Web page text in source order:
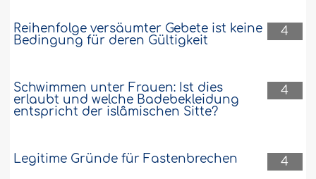
4
Reihenfolge versäumter Gebete ist keine
Bedingung für deren Gültigkeit
4
Schwimmen unter Frauen: Ist dies
erlaubt und welche Badebekleidung
entspricht der islâmischen Sitte?
4
Legitime Gründe für Fastenbrechen